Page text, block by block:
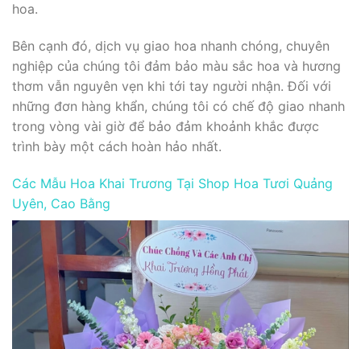
hoa.
Bên cạnh đó, dịch vụ giao hoa nhanh chóng, chuyên
nghiệp của chúng tôi đảm bảo màu sắc hoa và hương
thơm vẫn nguyên vẹn khi tới tay người nhận. Đối với
những đơn hàng khẩn, chúng tôi có chế độ giao nhanh
trong vòng vài giờ để bảo đảm khoảnh khắc được
trình bày một cách hoàn hảo nhất.
Các Mẫu Hoa Khai Trương Tại Shop Hoa Tươi Quảng
Uyên, Cao Bằng